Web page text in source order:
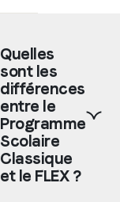
Quelles
sont les
différences
entre le
Programme
Scolaire
Classique
et le FLEX ?